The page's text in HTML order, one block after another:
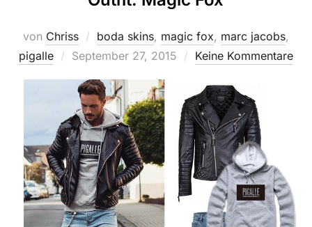
von Chriss boda skins, magic fox, marc jacobs,
pigalle
Veröffentlicht
September 27, 2015 Keine Kommentare